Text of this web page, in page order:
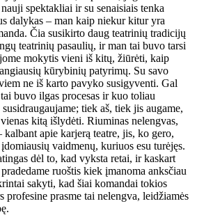
spektakliai ir su senaisiais tenka
dalykas – man kaip niekur kitur yra
Čia susikirto daug teatrinių tradicijų
teatrinių pasaulių, ir man tai buvo tarsi
mokytis vieni iš kitų, žiūrėti, kaip
kūrybinių patyrimų. Su savo
ne iš karto pavyko susigyventi. Gal
buvo ilgas procesas ir kuo toliau
tiek aš, tiek jis augame,
kitą išlydėti. Riuminas nelengvas,
apie karjerą teatre, jis, ko gero,
vaidmenų, kuriuos esu turėjęs.
dėl to, kad vyksta retai, ir kaskart
ruoštis kiek įmanoma anksčiau
sakyti, kad šiai komandai tokios
profesine prasme tai nelengva, leidžiamės